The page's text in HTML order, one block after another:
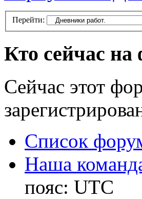
Перейти:
Кто сейчас на
Сейчас этот
Список
Наша
пояс: UTC